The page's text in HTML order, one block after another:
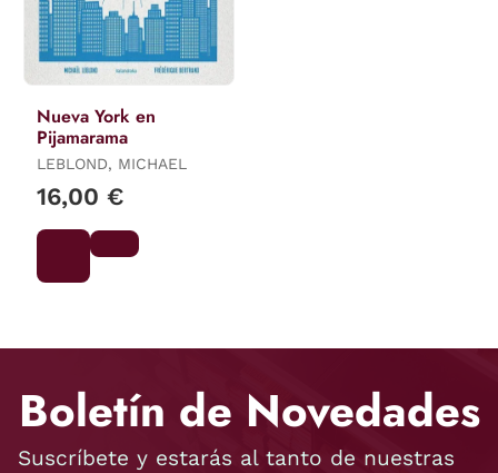
Nueva York en
Pijamarama
LEBLOND, MICHAEL
16,00 €
Boletín de Novedades
Suscríbete y estarás al tanto de nuestras